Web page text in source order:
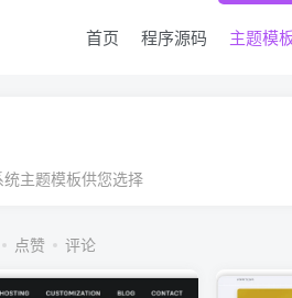
首页 程序源码 主题模
主题模板供您选择
点赞 评论